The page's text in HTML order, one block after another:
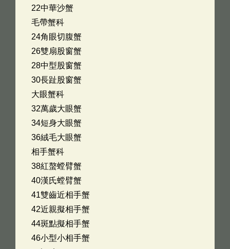
22中華沙蟹
毛帶蟹科
24角眼切腹蟹
26雙扇股窗蟹
28中型股窗蟹
30長趾股窗蟹
大眼蟹科
32萬歲大眼蟹
34短身大眼蟹
36絨毛大眼蟹
相手蟹科
38紅螯螳臂蟹
40漢氏螳臂蟹
41雙齒近相手蟹
42近親擬相手蟹
44斑點擬相手蟹
46小型小相手蟹